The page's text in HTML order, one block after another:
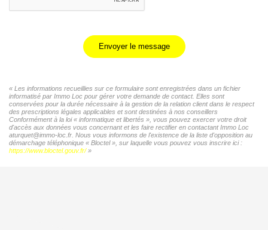
Envoyer le message
« Les informations recueillies sur ce formulaire sont enregistrées dans un fichier
informatisé par Immo Loc pour gérer votre demande de contact. Elles sont
conservées pour la durée nécessaire à la gestion de la relation client dans le respect
des prescriptions légales applicables et sont destinées à nos conseillers
Conformément à la loi « informatique et libertés », vous pouvez exercer votre droit
d'accès aux données vous concernant et les faire rectifier en contactant Immo Loc
aturquet@immo-loc.fr. Nous vous informons de l'existence de la liste d'opposition au
démarchage téléphonique « Bloctel », sur laquelle vous pouvez vous inscrire ici :
https://www.bloctel.gouv.fr/»